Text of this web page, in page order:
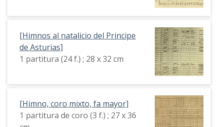
[Himnos al natalicio del Principe
de Asturias]
1 partitura (24 f.) ; 28 x 32 cm
[Himno, coro mixto, fa mayor]
1 partitura de coro (3 f.) ; 27 x 36